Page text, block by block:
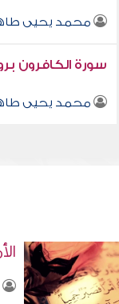
محمد يحيى
سورة الكافرون
محمد يحيى